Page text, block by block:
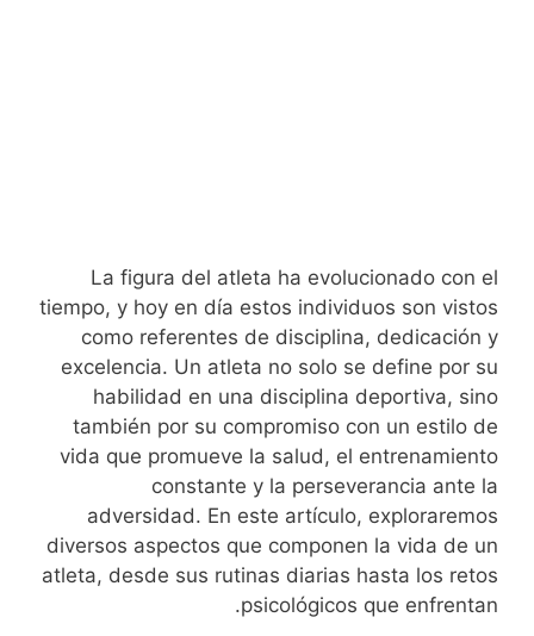
La figura del atleta ha evolucionado con el
tiempo, y hoy en día estos individuos son vistos
como referentes de disciplina, dedicación y
excelencia. Un atleta no solo se define por su
habilidad en una disciplina deportiva, sino
también por su compromiso con un estilo de
vida que promueve la salud, el entrenamiento
constante y la perseverancia ante la
adversidad. En este artículo, exploraremos
diversos aspectos que componen la vida de un
atleta, desde sus rutinas diarias hasta los retos
psicológicos que enfrentan.